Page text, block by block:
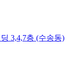
3,4,7층 (수송동)